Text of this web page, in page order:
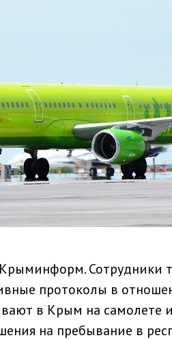
Сотрудники
протоколы в
в Крым на самолете
на пребывание в